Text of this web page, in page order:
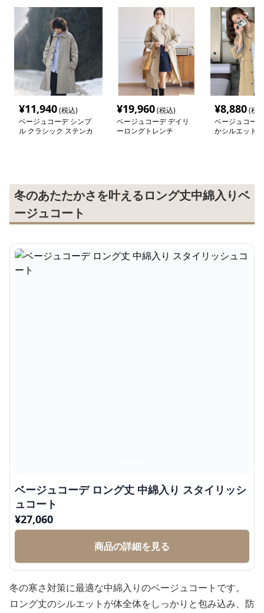
¥11,940(税込)
ベージュコーデ シンプ
ル クラシック ステンカ
¥19,960(税込)
ベージュコーデ デイリ
ーロングトレンチ
¥8,880(税
ベージュコー
かシルエット
冬のあたたかさを叶えるロング丈中綿入りベ
ージュコート
ベージュコーデ ロング丈 中綿入り スタイリッシ
ュコート
¥27,060
商品の詳細を見る
冬の寒さ対策に最適な中綿入りのベージュコートです。
ロング丈のシルエットが体全体をしっかりと包み込み、防